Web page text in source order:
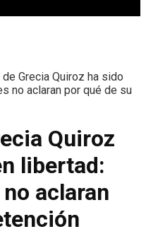
Grecia Quiroz ha sido
no aclaran por qué de su
Quiroz
libertad:
aclaran